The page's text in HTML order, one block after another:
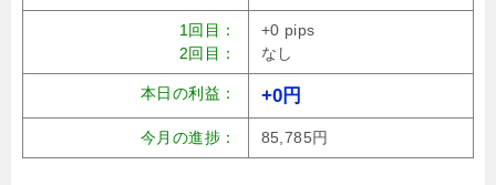
1回目：
2回目：
+0 pips
なし
本日の利益： +0円
今月の進捗： 85,785円